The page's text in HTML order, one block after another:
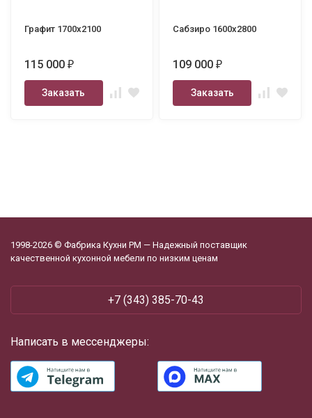
Графит 1700х2100
115 000₽
Заказать
Сабзиро 1600х2800
109 000₽
Заказать
1998-2026 © Фабрика Кухни РМ — Надежный поставщик
качественной кухонной мебели по низким ценам
+7 (343) 385-70-43
Написать в мессенджеры: